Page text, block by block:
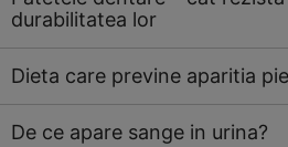
durabilitatea lor
Dieta care previne aparitia
De ce apare sange in urina?